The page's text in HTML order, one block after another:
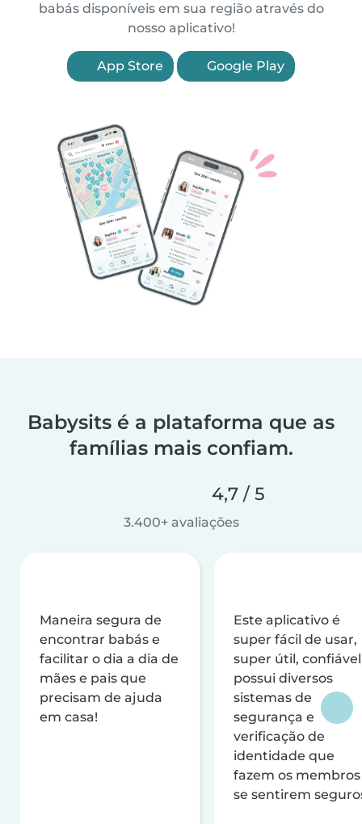
babás disponíveis em sua região através do
nosso aplicativo!
App Store Google Play
Babysits é a plataforma que as
famílias mais confiam.
4,7 / 5
3.400+ avaliações
Maneira segura de
encontrar babás e
facilitar o dia a dia de
mães e pais que
precisam de ajuda
em casa!
Este aplicativo é
super fácil de usar,
super útil,
possui diversos
sistemas de
segurança e
verificação de
identidade que
fazem os membros
se sentirem